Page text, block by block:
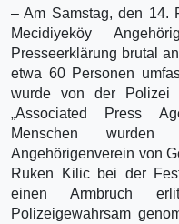
– Am Samstag, den 14.
Mecidiyeköy
Presseerklärung brutal
etwa 60 Personen
wurde von der
„Associated Press
Menschen wurden
Angehörigenverein von
Ruken Kilic bei der
einen Armbruch
Polizeigewahrsam